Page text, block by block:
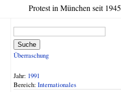
Protest in München seit 1945
Suche
Überraschung
Jahr: 1991
Bereich: Internationales